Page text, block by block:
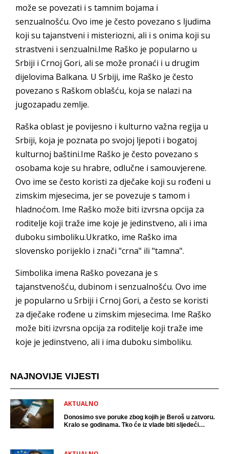
može se povezati i s tamnim bojama i
senzualnošću. Ovo ime je često povezano s ljudima
koji su tajanstveni i misteriozni, ali i s onima koji su
strastveni i senzualni.Ime Raško je popularno u
Srbiji i Crnoj Gori, ali se može pronaći i u drugim
dijelovima Balkana. U Srbiji, ime Raško je često
povezano s Raškom oblašću, koja se nalazi na
jugozapadu zemlje.
Raška oblast je povijesno i kulturno važna regija u
Srbiji, koja je poznata po svojoj ljepoti i bogatoj
kulturnoj baštini.Ime Raško je često povezano s
osobama koje su hrabre, odlučne i samouvjerene.
Ovo ime se često koristi za dječake koji su rođeni u
zimskim mjesecima, jer se povezuje s tamom i
hladnoćom. Ime Raško može biti izvrsna opcija za
roditelje koji traže ime koje je jedinstveno, ali i ima
duboku simboliku.Ukratko, ime Raško ima
slovensko porijeklo i znači "crna" ili "tamna".
Simbolika imena Raško povezana je s
tajanstvenošću, dubinom i senzualnošću. Ovo ime
je popularno u Srbiji i Crnoj Gori, a često se koristi
za dječake rođene u zimskim mjesecima. Ime Raško
može biti izvrsna opcija za roditelje koji traže ime
koje je jedinstveno, ali i ima duboku simboliku.
NAJNOVIJE VIJESTI
AKTUALNO
Donosimo sve poruke zbog kojih je Beroš u zatvoru.
Kralo se godinama. Tko će iz vlade biti sljedeći